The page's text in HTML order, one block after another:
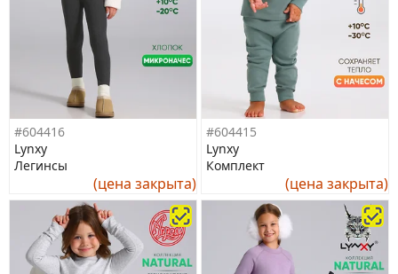
#604416
Lynxy
Легинсы
(цена закрыта)
#604415
Lynxy
Комплект
(цена закрыта)